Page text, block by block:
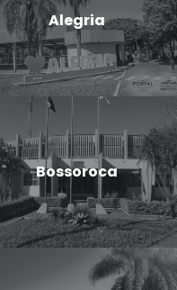
Alegria
Bossoroca